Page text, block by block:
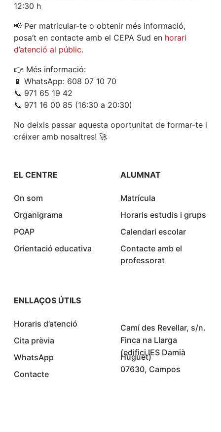
12:30 h
📢 Per matricular-te o obtenir més informació,
posa’t en contacte amb el CEPA Sud en horari
d’atenció al públic.
👉 Més informació:
📱 WhatsApp: 608 07 10 70
📞 971 65 19 42
📞 971 16 00 85 (16:30 a 20:30)
No deixis passar aquesta oportunitat de formar-te i
créixer amb nosaltres! 🚀
EL CENTRE
On som
Organigrama
POAP
Orientació educativa
ALUMNAT
Matrícula
Horaris estudis i grups
Calendari escolar
Contacte amb el
professorat
ENLLAÇOS ÚTILS
Horaris d’atenció
Cita prèvia
WhatsApp
Contacte
Camí des Revellar, s/n.
Finca na Llarga
(edifici IES Damià
Huguet)
07630, Campos